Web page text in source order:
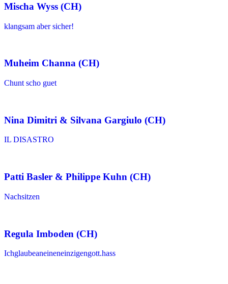
Mischa Wyss (CH)
klangsam aber sicher!
Muheim Channa (CH)
Chunt scho guet
Nina Dimitri & Silvana Gargiulo (CH)
IL DISASTRO
Patti Basler & Philippe Kuhn (CH)
Nachsitzen
Regula Imboden (CH)
Ichglaubeaneineneinzigengott.hass